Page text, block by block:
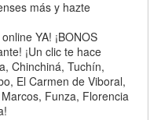
más y hazte
YA! ¡BONOS
¡Un clic te hace
Chinchiná, Tuchín,
El Carmen de Viboral,
Funza, Florencia